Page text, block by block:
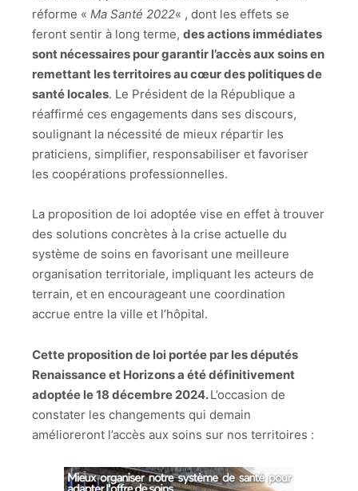
réforme « Ma Santé 2022« , dont les effets se
feront sentir à long terme, des actions immédiates
sont nécessaires pour garantir l’accès aux soins en
remettant les territoires au cœur des politiques de
santé locales. Le Président de la République a
réaffirmé ces engagements dans ses discours,
soulignant la nécessité de mieux répartir les
praticiens, simplifier, responsabiliser et favoriser
les coopérations professionnelles.
La proposition de loi adoptée vise en effet à trouver
des solutions concrètes à la crise actuelle du
système de soins en favorisant une meilleure
organisation territoriale, impliquant les acteurs de
terrain, et en encourageant une coordination
accrue entre la ville et l’hôpital.
Cette proposition de loi portée par les députés
Renaissance et Horizons a été définitivement
adoptée le 18 décembre 2024.L’occasion de
constater les changements qui demain
amélioreront l’accès aux soins sur nos territoires :